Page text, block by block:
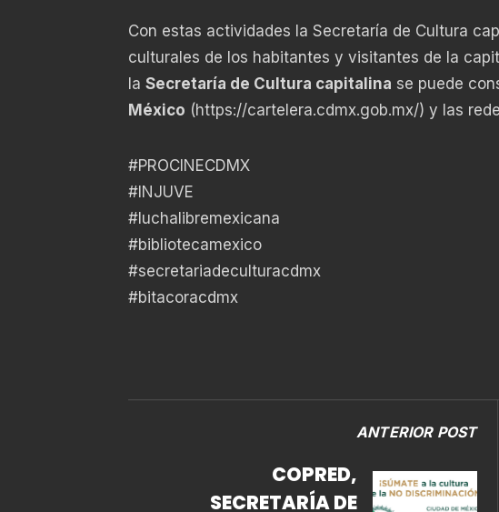
Con estas actividades la Secretaría de Cultura
culturales de los habitantes y visitantes de la
la Secretaría de Cultura capitalina se puede
México (https://cartelera.cdmx.gob.mx/) y las
#PROCINECDMX
#INJUVE
#luchalibremexicana
#bibliotecamexico
#secretariadeculturacdmx
#bitacoracdmx
ANTERIOR POST
COPRED,
SECRETARÍA DE